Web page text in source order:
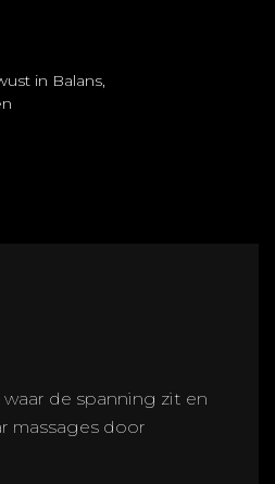
in Balans,
de spanning zit en
massages door